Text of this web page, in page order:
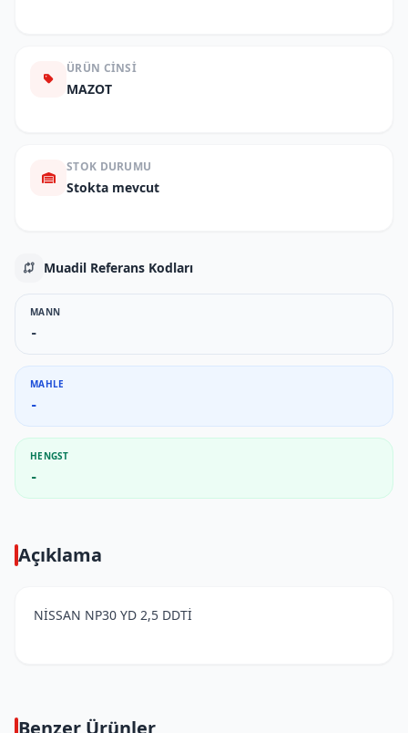
ÜRÜN CINSI
MAZOT
STOK DURUMU
Stokta mevcut
Muadil Referans Kodları
MANN
-
MAHLE
-
HENGST
-
Açıklama
NİSSAN NP30 YD 2,5 DDTİ
Benzer Ürünler